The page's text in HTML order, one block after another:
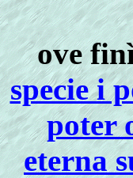
ove
specie i
poter
eterna